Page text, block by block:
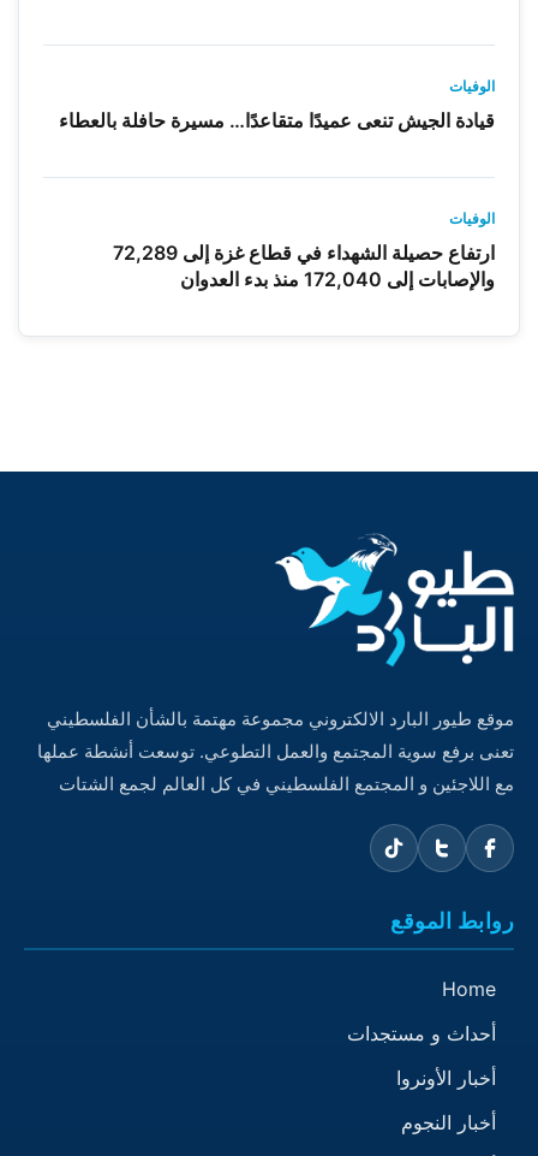
الوفيات
قيادة الجيش تنعى عميدًا متقاعدًا… مسيرة حافلة بالعطاء
الوفيات
ارتفاع حصيلة الشهداء في قطاع غزة إلى 72,289
والإصابات إلى 172,040 منذ بدء العدوان
موقع طيور البارد الالكتروني مجموعة مهتمة بالشأن الفلسطيني
تعنى برفع سوية المجتمع والعمل التطوعي. توسعت أنشطة عملها
مع اللاجئين و المجتمع الفلسطيني في كل العالم لجمع الشتات
روابط الموقع
Home
أحداث و مستجدات
أخبار الأونروا
أخبار النجوم